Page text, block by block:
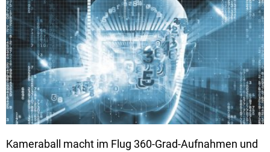
Kameraball macht im Flug 360-Grad-Aufnahmen und